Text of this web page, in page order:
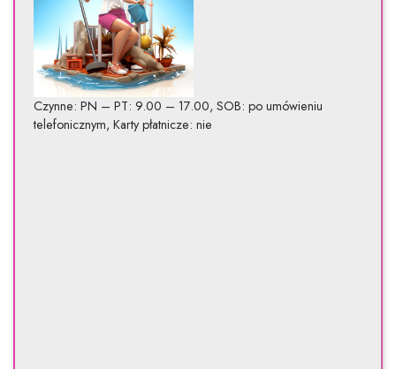
Czynne: PN – PT: 9.00 – 17.00, SOB: po umówieniu
telefonicznym, Karty płatnicze: nie